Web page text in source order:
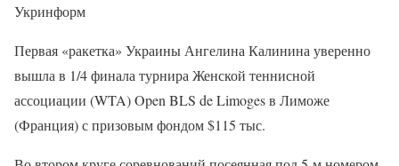
Укринформ
Первая «ракетка» Украины Ангелина Калинина уверенно
вышла в 1/4 финала турнира Женской теннисной
ассоциации (WTA) Open BLS de Limoges в Лиможе
(Франция) с призовым фондом $115 тыс.